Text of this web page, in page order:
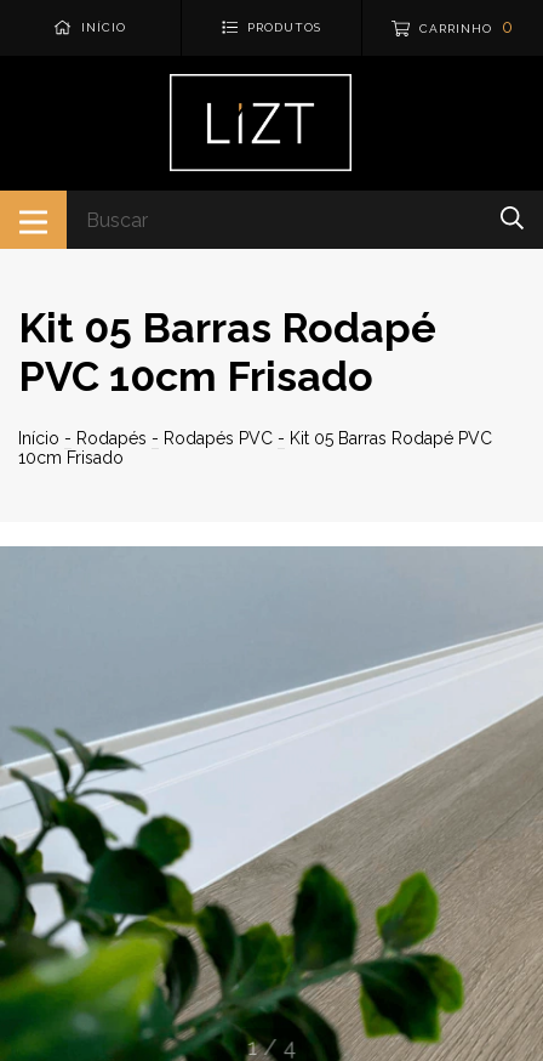
INÍCIO PRODUTOS CARRINHO 0
Kit 05 Barras Rodapé
PVC 10cm Frisado
Início - Rodapés - Rodapés PVC - Kit 05 Barras Rodapé PVC
10cm Frisado
1/ 4